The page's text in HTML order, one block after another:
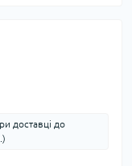
доставці до